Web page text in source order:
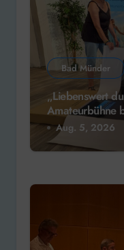
Bad Münder
„Liebenswert
Amateurbühne
Bühne
Aug. 5, 2026